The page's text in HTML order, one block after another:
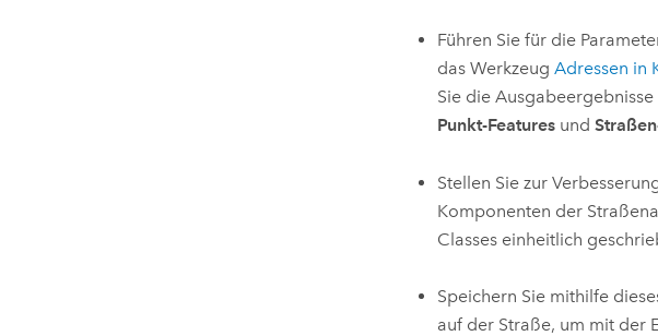
Führen Sie für die
das Werkzeug Adressen in
Sie die
Punkt-Featuresund
Stellen Sie zur
Komponenten der
Classes einheitlich
Speichern Sie mithilfe
auf der Straße, um mit der